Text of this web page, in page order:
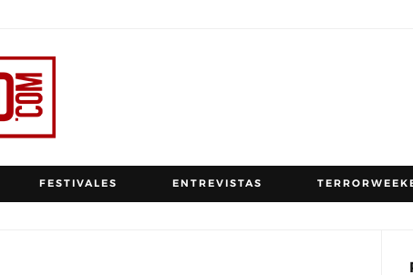
FESTIVALES ENTREVISTAS